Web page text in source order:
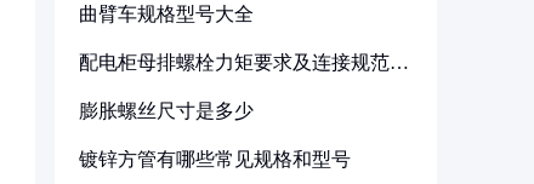
曲臂车规格型号大全
配电柜母排螺栓力矩要求及连接规范详
膨胀螺丝尺寸是多少
镀锌方管有哪些常见规格和型号